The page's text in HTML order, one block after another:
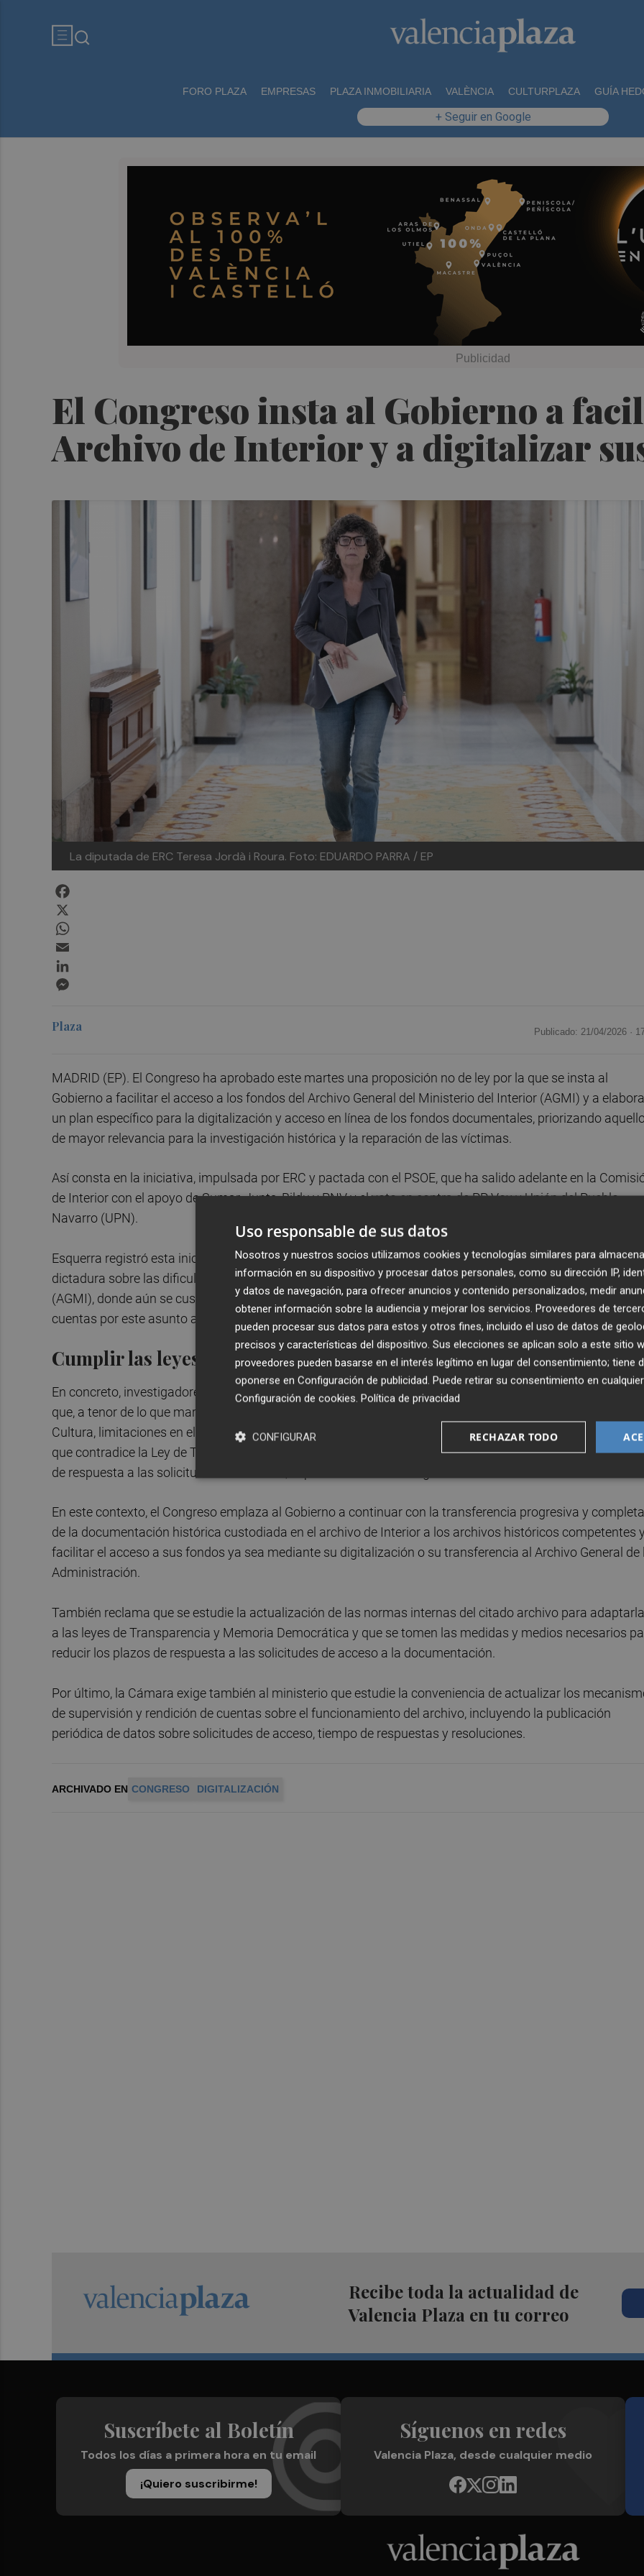
FORO PLAZA EMPRESAS PLAZA INMOBILIARIA VALÈNCIA CULTURPLAZA GUÍA
+ Seguir en Google
El Congreso insta al Gobierno a
Archivo de Interior y a digitalizar
La diputada de ERC Teresa Jordà i Roura. Foto: EDUARDO PARRA / EP
Plaza Publicado: 21/04/2026 ·
MADRID (EP). El Congreso ha aprobado este martes una proposición no de ley por la que se insta al
Gobierno a facilitar el acceso a los fondos del Archivo General del Ministerio del Interior (AGMI) y a
un plan específico para la digitalización y acceso en línea de los fondos documentales, priorizando
de mayor relevancia para la investigación histórica y la reparación de las víctimas.
Así consta en la iniciativa, impulsada por ERC y pactada con el PSOE, que ha salido adelante en la
de Interior con el apoyo de Sumar, Junts, Bildu y PNV y el voto en contra de PP, Vox y Unión del Pueblo
Navarro (UPN).
Esquerra registró esta iniciativa tras conocerse las quejas del ámbito académico y de víctimas de la
dictadura sobre las dificultades para acceder a los documentos del Archivo General del Ministerio de
(AGMI), donde aún se custodian fondos del antiguo Ministerio de Gobernación. También Sumar pidió
cuentas por este asunto al departamento que dirige
Fernando Grande Marlaska .
Cumplir las leyes de transparencia y memoria
En concreto, investigadores y víctimas han denunciado dificultades para la localización de una información
que, a tenor de lo que marca la ley, deberían haberse transferido a los archivos históricos dependientes de
Cultura, limitaciones en el acceso a los mismos por culpa de una "regulación interna obsoleta y restrictiva"
que contradice la Ley de Transparencia y la de Memoria Democrática, y dilaciones excesivas en los plazos
de respuesta a las solicitudes de consulta, superando los límites legales establecidos.
En este contexto, el Congreso emplaza al Gobierno a continuar con la transferencia progresiva y completa
de la documentación histórica custodiada en el archivo de Interior a los archivos históricos competentes
facilitar el acceso a sus fondos ya sea mediante su digitalización o su transferencia al Archivo General de
Administración.
También reclama que se estudie la actualización de las normas internas del citado archivo para
a las leyes de Transparencia y Memoria Democrática y que se tomen las medidas y medios necesarios
reducir los plazos de respuesta a las solicitudes de acceso a la documentación.
Por último, la Cámara exige también al ministerio que estudie la conveniencia de actualizar los
de supervisión y rendición de cuentas sobre el funcionamiento del archivo, incluyendo la publicación
periódica de datos sobre solicitudes de acceso, tiempo de respuestas y resoluciones.
ARCHIVADO EN CONGRESO DIGITALIZACIÓN
Recibe toda la actualidad de
Valencia Plaza en tu correo
Suscríbete al Boletín
Todos los días a primera hora en tu email
¡Quiero suscribirme!
Síguenos en redes
Valencia Plaza, desde cualquier medio
Uso responsable de sus datos
Nosotros y nuestros socios utilizamos cookies y tecnologías similares para
información en su dispositivo y procesar datos personales, como su dirección IP,
y datos de navegación, para ofrecer anuncios y contenido personalizados, medir
obtener información sobre la audiencia y mejorar los servicios. Proveedores de
pueden procesar sus datos para estos y otros fines, incluido el uso de datos de
precisos y características del dispositivo. Sus elecciones se aplican solo a este sitio
proveedores pueden basarse en el interés legítimo en lugar del consentimiento; tiene
oponerse en Configuración de publicidad. Puede retirar su consentimiento en
Configuración de cookies. Política de privacidad
RECHAZAR TODO
CONFIGURAR